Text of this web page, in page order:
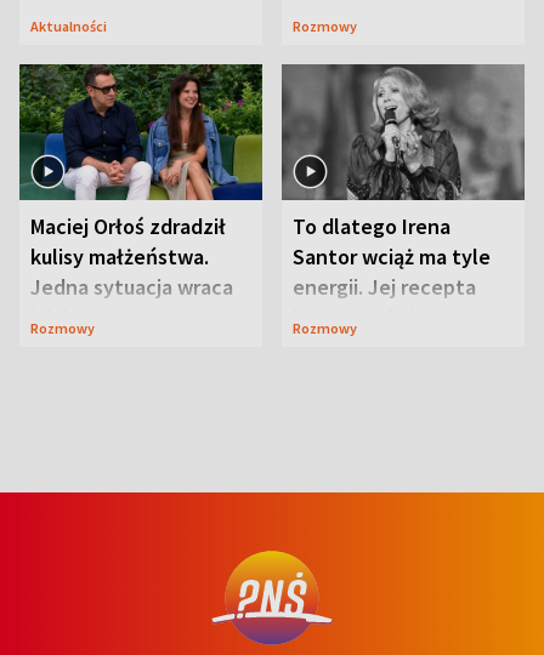
Lubelszczyzna
Aktualności Rozmowy
Maciej Orłoś zdradził
kulisy małżeństwa.
Jedna sytuacja wraca
jak bumerang
Rozmowy
To dlatego Irena
Santor wciąż ma tyle
energii. Jej recepta
jest zaskakująco
Rozmowy